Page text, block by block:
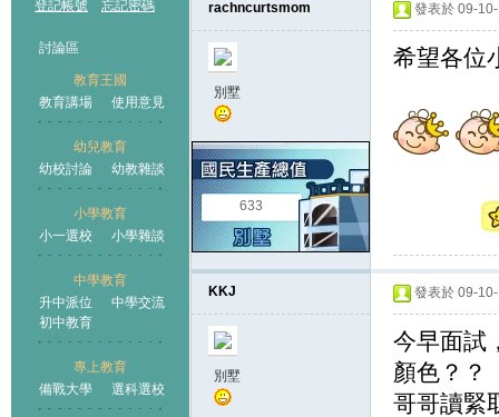
登記帳號 忘記密碼
討論區
教育王國
教育講場
使用意見
幼兒教育
幼校討論
幼教雜談
小學教育
小一選校
小學雜談
中學教育
升中派位
中學交流
初中教育
專上教育
備戰大學
選科選校
王國
rachncurtsmom
別墅
633
發表於 09-
希望各位
KKJ
別墅
發表於 09-
今早面試
顏色？？
哥哥讀緊